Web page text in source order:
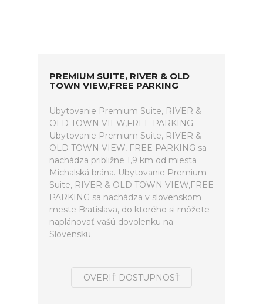
PREMIUM SUITE, RIVER & OLD
TOWN VIEW,FREE PARKING
Ubytovanie Premium Suite, RIVER &
OLD TOWN VIEW,FREE PARKING.
Ubytovanie Premium Suite, RIVER &
OLD TOWN VIEW, FREE PARKING sa
nachádza približne 1,9 km od miesta
Michalská brána. Ubytovanie Premium
Suite, RIVER & OLD TOWN VIEW,FREE
PARKING sa nachádza v slovenskom
meste Bratislava, do ktorého si môžete
naplánovať vašú dovolenku na
Slovensku.
OVERIŤ DOSTUPNOSŤ